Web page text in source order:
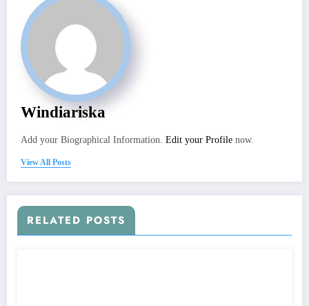
Windiariska
Add your Biographical Information. Edit your Profile now.
View All Posts
RELATED POSTS